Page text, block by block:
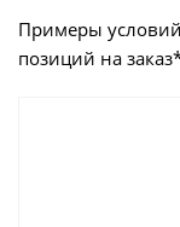
Примеры
позиций на